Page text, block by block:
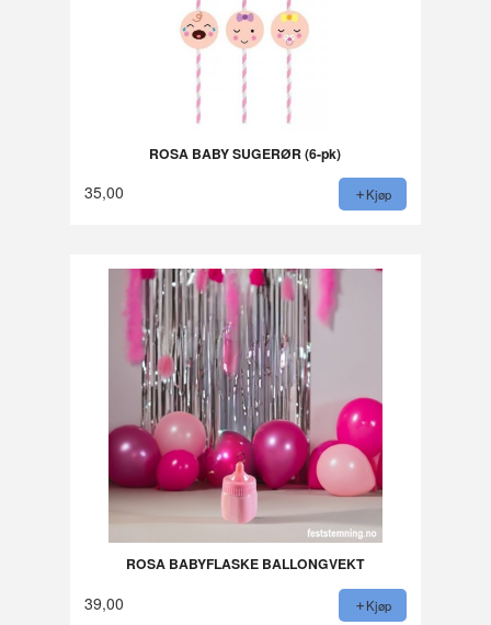
ROSA BABY SUGERØR (6-pk)
35,00 Kjøp
ROSA BABYFLASKE BALLONGVEKT
39,00 Kjøp